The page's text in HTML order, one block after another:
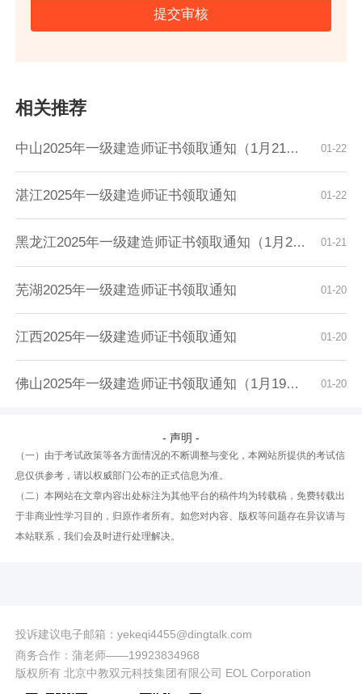
提交审核
相关推荐
01-22
中山2025年一级建造师证书领取通知（1月21日起...
01-22
湛江2025年一级建造师证书领取通知
01-21
黑龙江2025年一级建造师证书领取通知（1月21日...
01-20
芜湖2025年一级建造师证书领取通知
01-20
江西2025年一级建造师证书领取通知
01-20
佛山2025年一级建造师证书领取通知（1月19日起...
- 声明 -
（一）由于考试政策等各方面情况的不断调整与变化，本网站所提供的考试信
息仅供参考，请以权威部门公布的正式信息为准。
（二）本网站在文章内容出处标注为其他平台的稿件均为转载稿，免费转载出
于非商业性学习目的，归原作者所有。如您对内容、版权等问题存在异议请与
本站联系，我们会及时进行处理解决。
投诉建议电子邮箱：yekeqi4455@dingtalk.com
商务合作：蒲老师——19923834968
版权所有 北京中教双元科技集团有限公司 EOL Corporation